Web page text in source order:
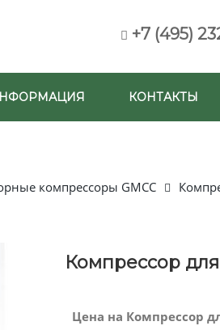
+7 (495)
КОНТАКТЫ
компрессоры GMCC
Компрессор
Цена на Компрессор